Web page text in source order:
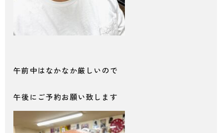
午前中はなかなか厳しいので
午後にご予約お願い致します